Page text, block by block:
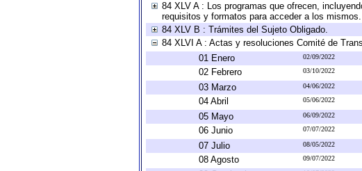
84 XLV A : Los programas que ofrecen,
requisitos y formatos para acceder a los mismos.
84 XLV B : Trámites del Sujeto Obligado.
84 XLVI A : Actas y resoluciones Comité de
01 Enero
02/09/2022
02 Febrero 03/10/2022
03 Marzo 04/06/2022
04 Abril 05/06/2022
05 Mayo 06/09/2022
06 Junio 07/07/2022
07 Julio 08/05/2022
08 Agosto 09/07/2022